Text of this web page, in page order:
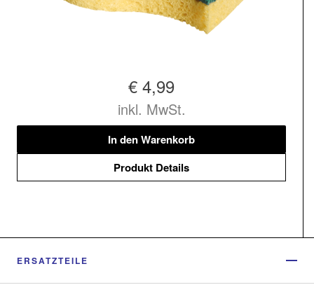
€ 4,99
inkl. MwSt.
In den Warenkorb
Produkt Details
ERSATZTEILE